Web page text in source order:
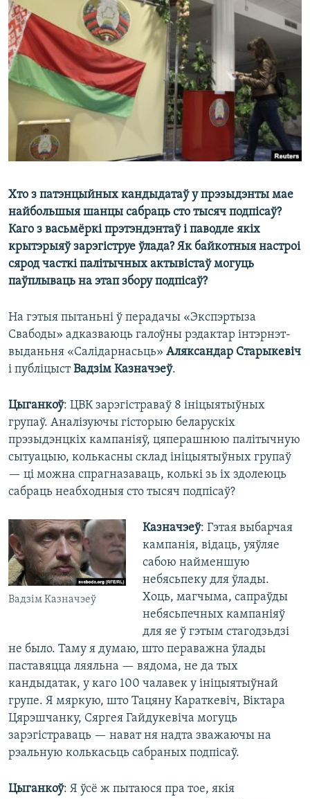
КУЛЬТУРА
КАЛЯНДАР
МОВА
НА ХВАЛЯХ СВАБОДЫ
Хто з патэнцыйных кандыдатаў у прэзыдэнты мае
найбольшыя шанцы сабраць сто тысяч подпісаў?
Каго з васьмёркі прэтэндэнтаў і паводле якіх
крытэрыяў зарэгіструе ўлада? Як байкотныя настроі
сярод часткі палітычных актывістаў могуць
паўплываць на этап збору подпісаў?
На гэтыя пытаньні ў перадачы «Экспэртыза
Свабоды» адказваюць галоўны рэдактар інтэрнэт-
выданьня «Салідарнасьць» Аляксандар Старыкевіч
і публіцыстВадзім Казначэеў.
Цыганкоў: ЦВК зарэгістраваў 8 ініцыятыўных
групаў. Аналізуючы гісторыю беларускіх
прэзыдэнцкіх кампаніяў, цяперашнюю палітычную
сытуацыю, колькасны склад ініцыятыўных групаў
— ці можна спрагназаваць, колькі зь іх здолеюць
сабраць неабходныя сто тысяч подпісаў?
Вадзім Казначэеў
Казначэеў: Гэтая выбарчая
кампанія, відаць, уяўляе
сабою найменшую
небясьпеку для ўлады.
Хоць, магчыма, сапраўды
небясьпечных кампаніяў
для яе ў гэтым стагодзьдзі
не было. Таму я думаю, што пераважна ўлады
паставяцца ляяльна — вядома, не да тых
кандыдатак, у каго 100 чалавек у ініцыятыўнай
групе. Я мяркую, што Тацяну Караткевіч, Віктара
Цярэшчанку, Сяргея Гайдукевіча могуць
зарэгістраваць — нават ня надта зважаючы на
рэальную колькасьць сабраных подпісаў.
Цыганкоў: Я ўсё ж пытаюся пра тое, якія